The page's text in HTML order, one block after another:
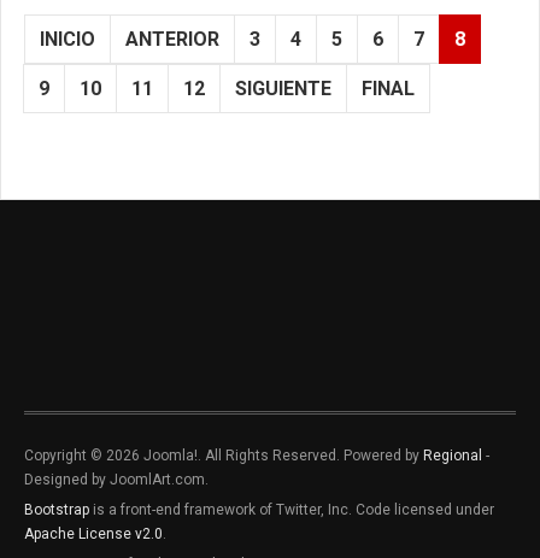
INICIO ANTERIOR 3 4 5 6 7 8
9 10 11 12 SIGUIENTE FINAL
Copyright © 2026 Joomla!. All Rights Reserved. Powered by Regional -
Designed by JoomlArt.com.
Bootstrap is a front-end framework of Twitter, Inc. Code licensed under
Apache License v2.0.